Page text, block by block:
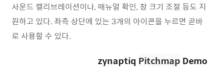
사운드 캘리브레이션이나, 매뉴얼 확인, 창 크기 조절 등도 지
원하고 있다. 좌측 상단에 있는 3개의 아이콘을 누르면 곧바
로 사용할 수 있다.
zynaptiq Pitchmap Demo